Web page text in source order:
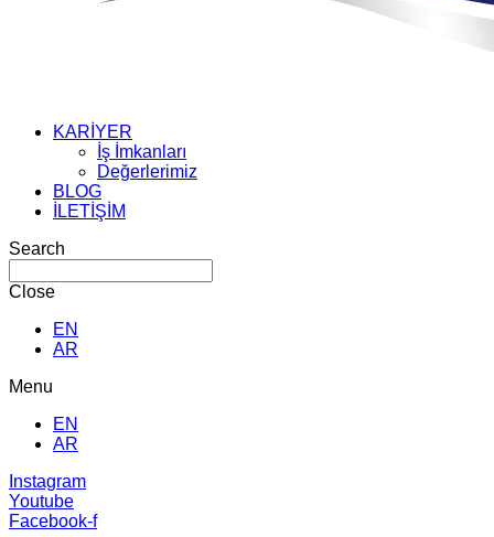
KARİYER
İş İmkanları
Değerlerimiz
BLOG
İLETİŞİM
Search
Close
EN
AR
Menu
EN
AR
Instagram
Youtube
Facebook-f